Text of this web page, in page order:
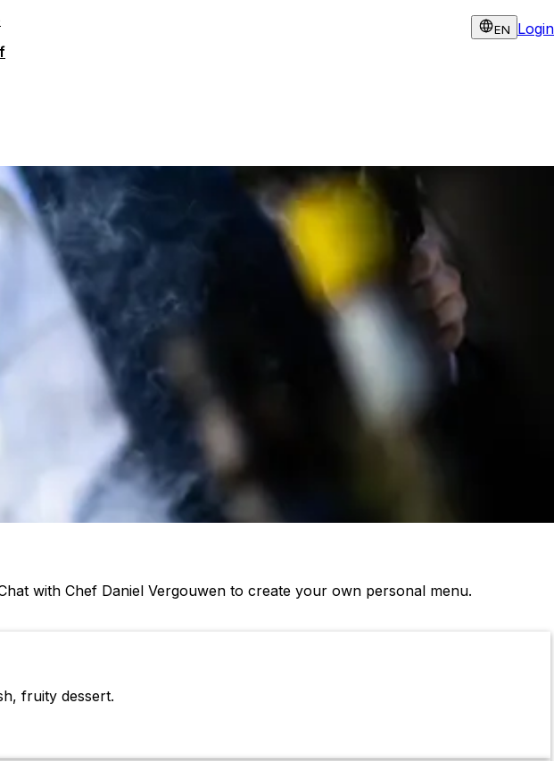
EN Login
with Chef Daniel Vergouwen to create your own personal menu.
fruity dessert.